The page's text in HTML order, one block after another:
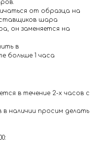
от образца на
шара
он заменяется на
в
больше 1 часа
в течение 2-х часов с
наличии просим делать